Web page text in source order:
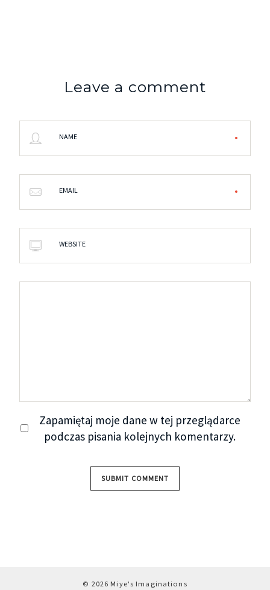
Leave a comment
NAME
EMAIL
WEBSITE
Zapamiętaj moje dane w tej przeglądarce
podczas pisania kolejnych komentarzy.
© 2026 Miye's Imaginations